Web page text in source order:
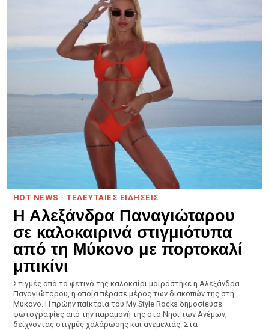
HOT NEWS · ΤΕΛΕΥΤΑΙΕΣ ΕΙΔΗΣΕΙΣ
Η Αλεξάνδρα Παναγιώταρου
σε καλοκαιρινά στιγμιότυπα
από τη Μύκονο με πορτοκαλί
μπικίνι
Στιγμές από το φετινό της καλοκαίρι μοιράστηκε η Αλεξάνδρα
Παναγιώταρου, η οποία πέρασε μέρος των διακοπών της στη
Μύκονο. Η πρώην παίκτρια του My Style Rocks δημοσίευσε
φωτογραφίες από την παραμονή της στο Νησί των Ανέμων,
δείχνοντας στιγμές χαλάρωσης και ανεμελιάς. Στα